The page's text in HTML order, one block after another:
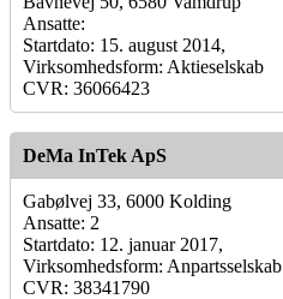
Ansatte:
Startdato: 15. august 2014,
Virksomhedsform: Aktieselskab
CVR: 36066423
DeMa InTek ApS
Gabølvej 33, 6000 Kolding
Ansatte: 2
Startdato: 12. januar 2017,
Virksomhedsform: Anpartsselskab
CVR: 38341790